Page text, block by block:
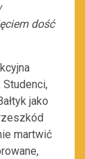
dość
jako
martwić